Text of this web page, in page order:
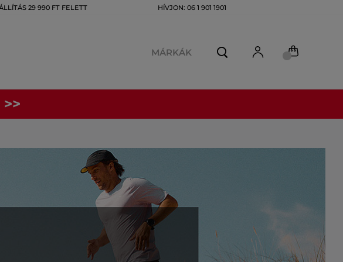
29 990 FT FELETT HÍVJON: 06 1 901 1901
MÁRKÁK